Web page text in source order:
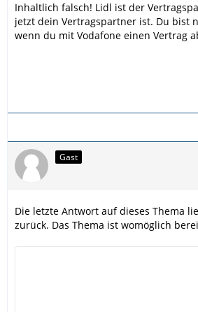
Inhaltlich falsch! Lidl ist der
jetzt dein Vertragspartner ist. Du bist
wenn du mit Vodafone einen Vertrag
Gast
Die letzte Antwort auf dieses Thema
zurück. Das Thema ist womöglich